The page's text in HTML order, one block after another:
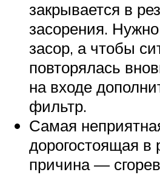
закрывается в
засорения.
засор, а чтобы
повторялась
на входе
фильтр.
Самая
дорогостоящая в
причина —